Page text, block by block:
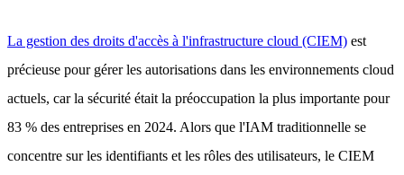
La gestion des droits d'accès à l'infrastructure cloud (CIEM) est
précieuse pour gérer les autorisations dans les environnements cloud
actuels, car la sécurité était la préoccupation la plus importante pour
83 % des entreprises en 2024. Alors que l'IAM traditionnelle se
concentre sur les identifiants et les rôles des utilisateurs, le CIEM